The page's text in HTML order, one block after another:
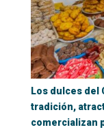
Los dulces del
tradición,
comercializan